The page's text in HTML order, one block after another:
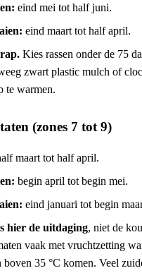
eind mei tot half juni.
eind maart tot half april.
Kies rassen onder de 75
zwart plastic mulch of
te warmen.
(zones 7 tot 9)
maart tot half april.
begin april tot begin mei.
eind januari tot begin
hier de uitdaging, niet de
vaak met vruchtzetting
boven 35 °C komen. Veel